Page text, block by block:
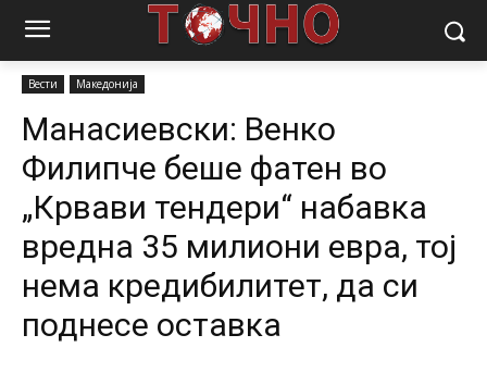
Почетна
Манасиевски: Венко Филипче беше фатен во
Вести Македонија
Манасиевски: Венко
Филипче беше фатен во
„Крвави тендери“ набавка
вредна 35 милиони евра, тој
нема кредибилитет, да си
поднесе оставка